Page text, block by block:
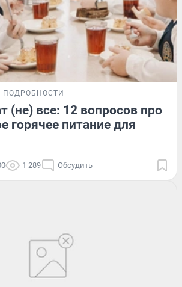
ПОДРОБНОСТИ
(не) все: 12 вопросов про
горячее питание для
1 289 Обсудить